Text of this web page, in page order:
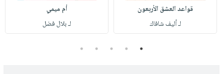
قواعد العشق الأربعون
لـ أليف شافاك
أم ميمي
لـ بلال فضل
1
2
3
4
5